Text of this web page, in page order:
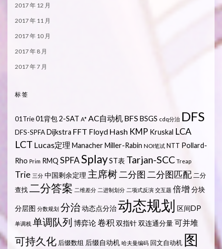
2017 年 12 月
2017 年 11 月
2017 年 10 月
2017 年 8 月
2017 年 7 月
标签
01Trie01背包2-SAT A* AC自动机 BFS BSGS cdq分治 DFS
DFS-SPFADijkstra FFT Floyd Hash KMP Kruskal LCA
LCT Lucas定理 ManacherMiller-Rabin NOI笔试 NTT Pollard-
Rho Prim RMQ SPFASplayST表 Tarjan-SCC Treap
Trie 三分 中国剩余定理 主席树二分图 二分图匹配二分
查找二分答案 二维差分 二进制划分 二项式反演 交互题 倍增 分块
分层图 分数规划 分治动态点分治动态规划 区间DP
单调栈 单调队列 博弈论卷积 双指针双连通分量可并堆
可持久化 后缀数组 后缀自动机 哈夫曼编码 回文自动机 图